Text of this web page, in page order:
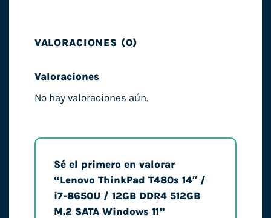
VALORACIONES (0)
Valoraciones
No hay valoraciones aún.
Sé el primero en valorar
“Lenovo ThinkPad T480s 14″ /
i7-8650U / 12GB DDR4 512GB
M.2 SATA Windows 11”